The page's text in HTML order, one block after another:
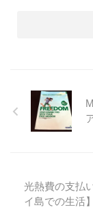
光熱費の支払
イ島での生活】